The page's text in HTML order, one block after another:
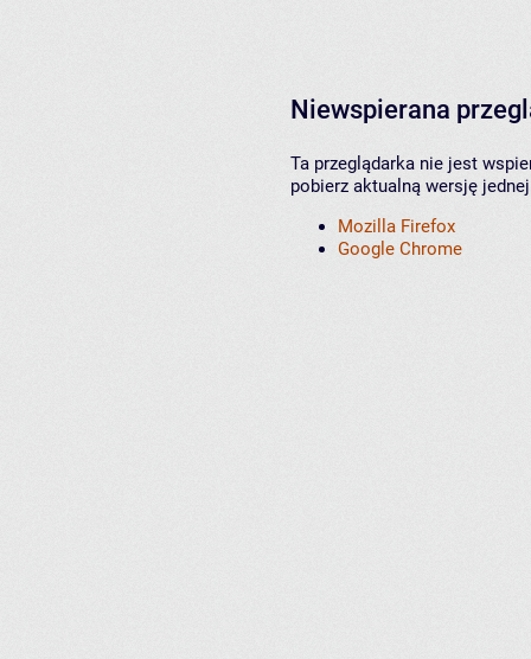
Niewspierana
Ta przeglądarka nie jest
pobierz aktualną wersję
Mozilla Firefox
Google Chrome